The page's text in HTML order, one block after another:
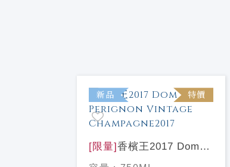
新品 特價
[限量] 香檳王2017 Dom
Perignon Vintage